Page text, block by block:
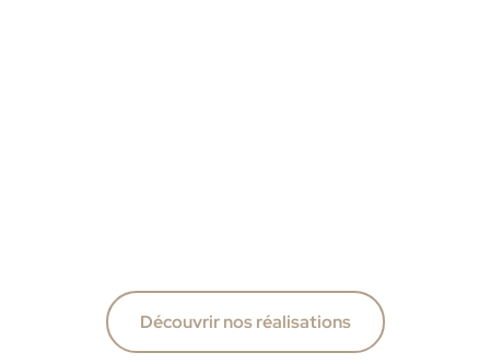
Découvrir nos réalisations